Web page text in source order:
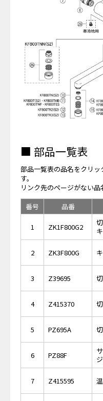
■ 部品一覧表
部品一覧表の品名をクリ
す。
リンク先のページがない品
番号
品番
1 ZK1F800G2
キ
2 ZK3F800G
3 Z39695
4 Z415370
5 PZ695A
6 PZ88F
ジ
7 Z415595